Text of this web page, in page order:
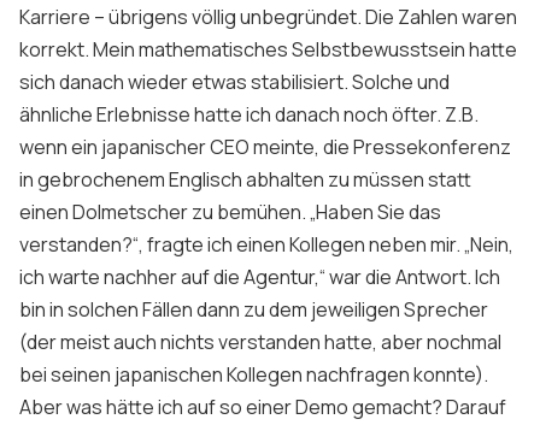
Karriere – übrigens völlig unbegründet. Die Zahlen waren
korrekt. Mein mathematisches Selbstbewusstsein hatte
sich danach wieder etwas stabilisiert. Solche und
ähnliche Erlebnisse hatte ich danach noch öfter. Z.B.
wenn ein japanischer CEO meinte, die Pressekonferenz
in gebrochenem Englisch abhalten zu müssen statt
einen Dolmetscher zu bemühen. „Haben Sie das
verstanden?“, fragte ich einen Kollegen neben mir. „Nein,
ich warte nachher auf die Agentur,“ war die Antwort. Ich
bin in solchen Fällen dann zu dem jeweiligen Sprecher
(der meist auch nichts verstanden hatte, aber nochmal
bei seinen japanischen Kollegen nachfragen konnte).
Aber was hätte ich auf so einer Demo gemacht? Darauf